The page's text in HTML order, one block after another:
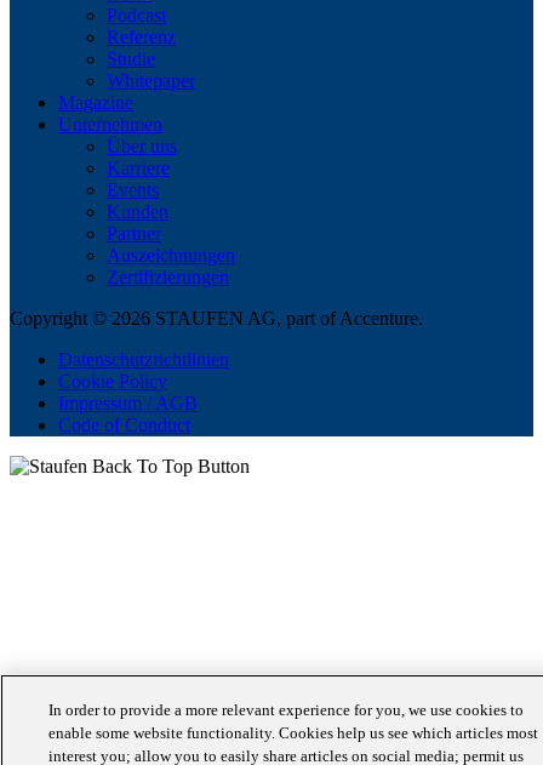
Podcast
Referenz
Studie
Whitepaper
Magazine
Unternehmen
Über uns
Karriere
Events
Kunden
Partner
Auszeichnungen
Zertifizierungen
Copyright © 2026 STAUFEN AG, part of Accenture.
Datenschutzrichtlinien
Cookie Policy
Impressum / AGB
Code of Conduct
In order to provide a more relevant experience for you, we use cookies to
enable some website functionality. Cookies help us see which articles most
interest you; allow you to easily share articles on social media; permit us